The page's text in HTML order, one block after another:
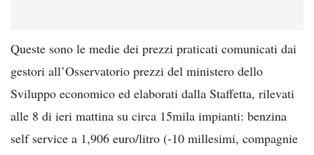
Queste sono le medie dei prezzi praticati comunicati dai
gestori all’Osservatorio prezzi del ministero dello
Sviluppo economico ed elaborati dalla Staffetta, rilevati
alle 8 di ieri mattina su circa 15mila impianti: benzina
self service a 1,906 euro/litro (-10 millesimi, compagnie